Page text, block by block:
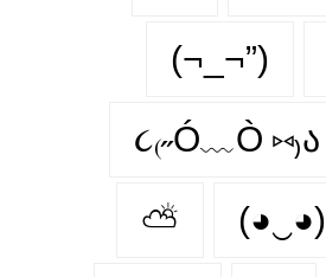
(¬_¬”)
૮₍˶Ó﹏Ò ⑅₎ა
⛅ (◕‿◕)